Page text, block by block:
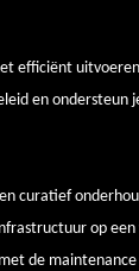
efficiënt
en ondersteun
curatief
op
de